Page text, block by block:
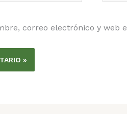
correo electrónico y web